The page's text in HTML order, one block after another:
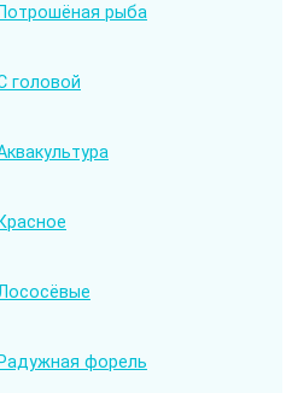
Потрошёная рыба
головой
Красное
Радужная форель